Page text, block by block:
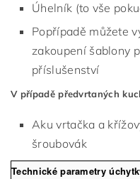
Úhelník (to vše
Popřípadě můžete
zakoupení šablony
příslušenství
V případě předvrtaných
Aku vrtačka a
šroubovák
Technické parametry